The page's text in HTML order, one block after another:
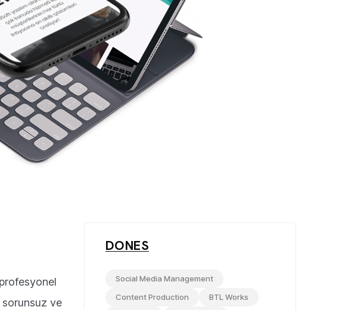
sorunsuz ve
DONES
Social Media Management
Content Production
BTL Works